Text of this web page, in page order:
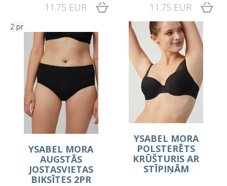
11.75 EUR
11.75 EUR
2 pr
YSABEL MORA
AUGSTĀS
JOSTASVIETAS
BIKSĪTES 2PR
YSABEL MORA
POLSTERĒTS
KRŪŠTURIS AR
STĪPIŅĀM